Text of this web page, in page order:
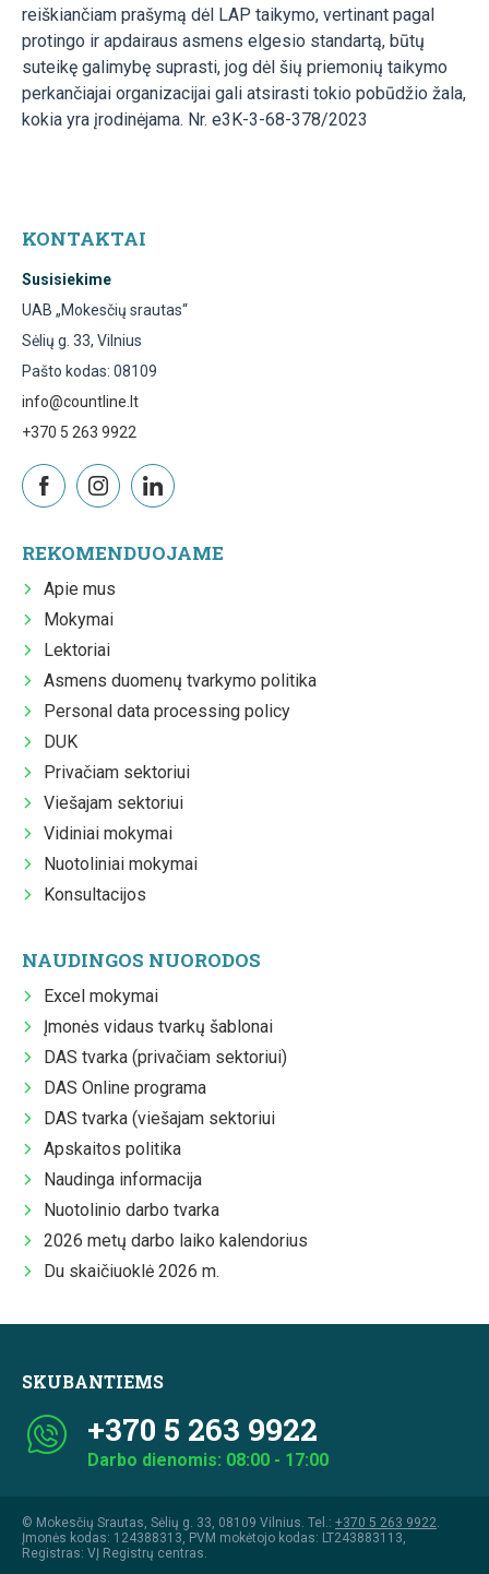
reiškiančiam prašymą dėl LAP taikymo, vertinant pagal
protingo ir apdairaus asmens elgesio standartą, būtų
suteikę galimybę suprasti, jog dėl šių priemonių taikymo
perkančiajai organizacijai gali atsirasti tokio pobūdžio žala,
kokia yra įrodinėjama. Nr. e3K-3-68-378/2023
KONTAKTAI
Susisiekime
UAB „Mokesčių srautas“
Sėlių g. 33, Vilnius
Pašto kodas: 08109
info@countline.lt
+370 5 263 9922
REKOMENDUOJAME
Apie mus
Mokymai
Lektoriai
Asmens duomenų tvarkymo politika
Personal data processing policy
DUK
Privačiam sektoriui
Viešajam sektoriui
Vidiniai mokymai
Nuotoliniai mokymai
Konsultacijos
NAUDINGOS NUORODOS
Excel mokymai
Įmonės vidaus tvarkų šablonai
DAS tvarka (privačiam sektoriui)
DAS Online programa
DAS tvarka (viešajam sektoriui
Apskaitos politika
Naudinga informacija
Nuotolinio darbo tvarka
2026 metų darbo laiko kalendorius
Du skaičiuoklė 2026 m.
SKUBANTIEMS
+370 5 263 9922
Darbo dienomis: 08:00 - 17:00
© Mokesčių Srautas, Sėlių g. 33, 08109 Vilnius. Tel.: +370 5 263 9922.
Įmonės kodas: 124388313, PVM mokėtojo kodas: LT243883113,
Registras: VĮ Registrų centras.